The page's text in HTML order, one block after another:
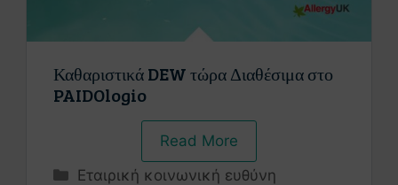
Καθαριστικά DEW τώρα Διαθέσιμα στο
PAIDOlogio
Read More
Εταιρική κοινωνική ευθύνη